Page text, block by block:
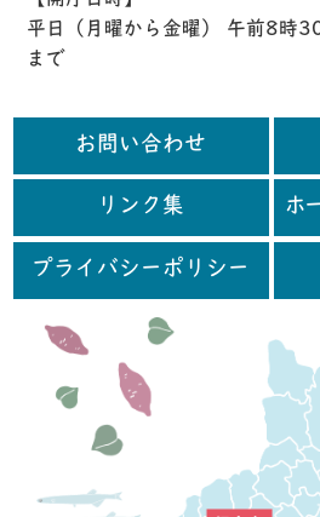
平日（月曜から金曜） 午前8時
まで
お問い合わせ
リンク集 ホ
プライバシーポリシー